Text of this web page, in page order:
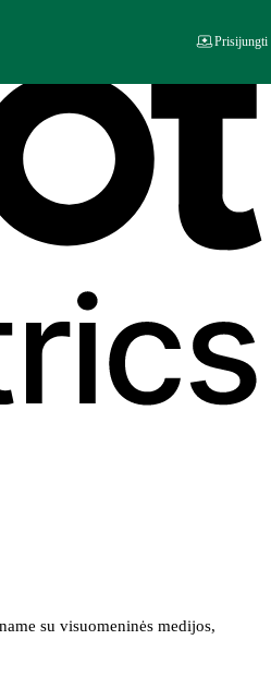
su visuomeninės medijos,
Prisijungti